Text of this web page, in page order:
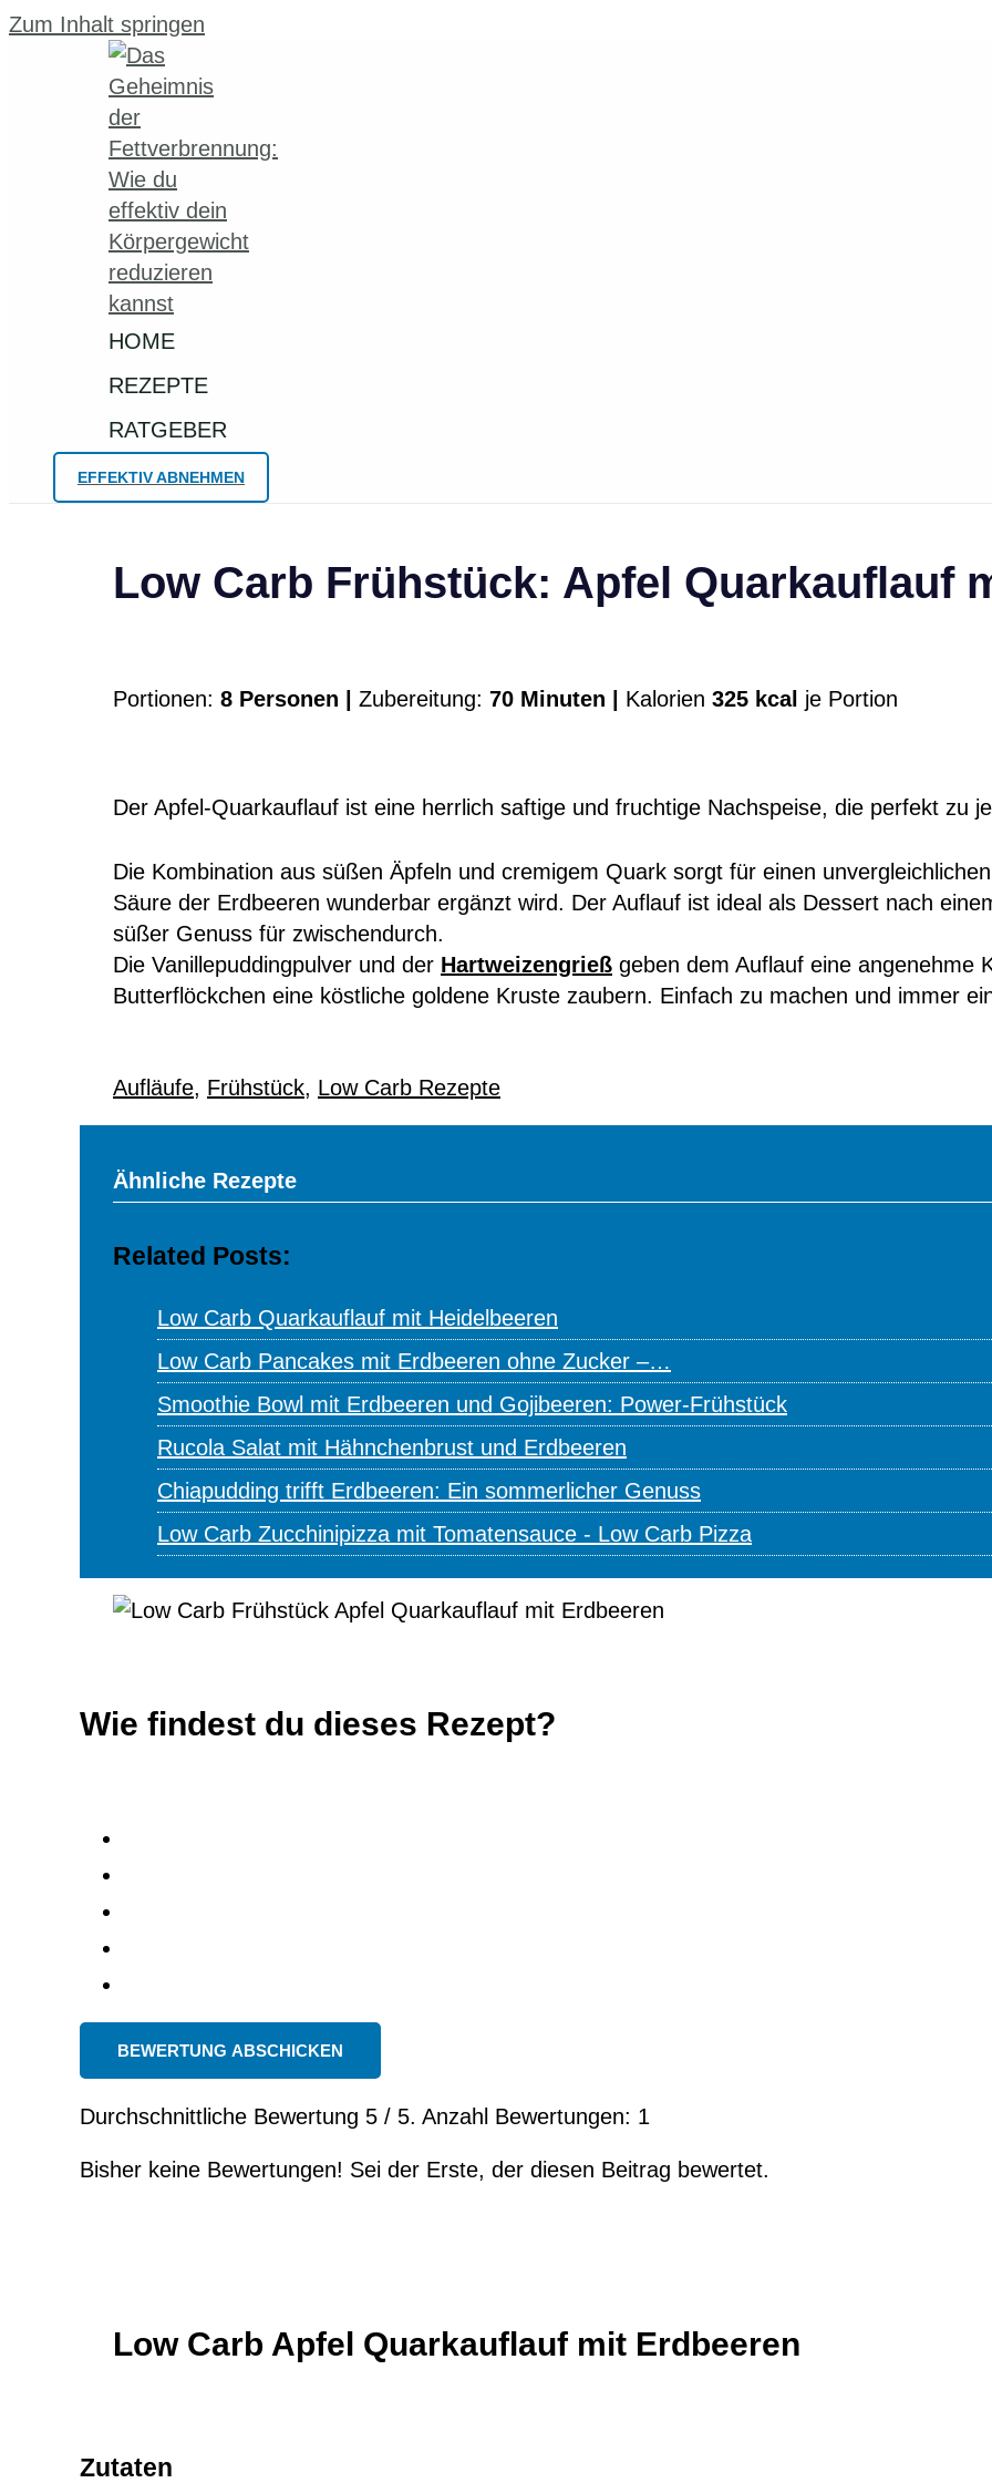
Zum Inhalt springen
HOME
REZEPTE
RATGEBER
EFFEKTIV ABNEHMEN
Low Carb Frühstück: Apfel Quarkauflauf
Portionen: 8 Personen | Zubereitung: 70 Minuten | Kalorien 325 kcal je Portion
Der Apfel-Quarkauflauf ist eine herrlich saftige und fruchtige Nachspeise, die perfekt zu
Die Kombination aus süßen Äpfeln und cremigem Quark sorgt für einen
Säure der Erdbeeren wunderbar ergänzt wird. Der Auflauf ist ideal als Dessert nach
süßer Genuss für zwischendurch.
Die Vanillepuddingpulver und der Hartweizengrieß geben dem Auflauf eine angenehme
Butterflöckchen eine köstliche goldene Kruste zaubern. Einfach zu machen und immer
Aufläufe, Frühstück, Low Carb Rezepte
Ähnliche Rezepte
Related Posts:
Low Carb Quarkauflauf mit Heidelbeeren
Low Carb Pancakes mit Erdbeeren ohne Zucker –…
Smoothie Bowl mit Erdbeeren und Gojibeeren: Power-Frühstück
Rucola Salat mit Hähnchenbrust und Erdbeeren
Chiapudding trifft Erdbeeren: Ein sommerlicher Genuss
Low Carb Zucchinipizza mit Tomatensauce - Low Carb Pizza
Wie findest du dieses Rezept?
BEWERTUNG ABSCHICKEN
Durchschnittliche Bewertung 5 / 5. Anzahl Bewertungen: 1
Bisher keine Bewertungen! Sei der Erste, der diesen Beitrag bewertet.
Low Carb Apfel Quarkauflauf mit Erdbeeren
Zutaten